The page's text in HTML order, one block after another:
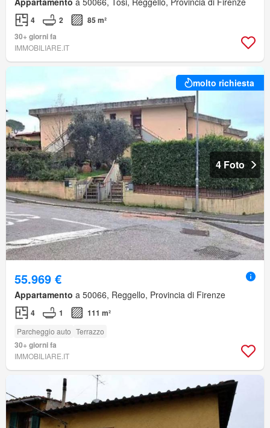
4 2
85 m²
30+ giorni fa
IMMOBILIARE.IT
molto richiesta
4 Foto
55.969 €
Appartamento a 50066, Reggello, Provincia di Firenze
4 1 111 m²
Parcheggio auto Terrazzo
30+ giorni fa
IMMOBILIARE.IT